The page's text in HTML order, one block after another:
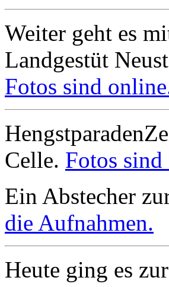
Weiter geht es
Landgestüt
Fotos sind
Celle. Fotos
Ein Abstecher
die Aufnahmen.
Heute ging es